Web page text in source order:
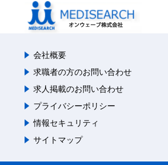
会社概要
求職者の方のお問い合わせ
求人掲載のお問い合わせ
プライバシーポリシー
情報セキュリティ
サイトマップ